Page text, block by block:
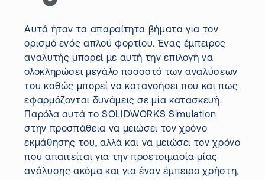
Αυτά ήταν τα απαραίτητα βήματα για τον
ορισμό ενός απλού φορτίου. Ένας έμπειρος
αναλυτής μπορεί με αυτή την επιλογή να
ολοκληρώσει μεγάλο ποσοστό των αναλύσεων
του καθώς μπορεί να κατανοήσει που και πως
εφαρμόζονται δυνάμεις σε μία κατασκευή.
Παρόλα αυτά το SOLIDWORKS Simulation
στην προσπάθεια να μειώσει τον χρόνο
εκμάθησης του, αλλά και να μειώσει τον χρόνο
που απαιτείται για την προετοιμασία μίας
ανάλυσης ακόμα και για έναν έμπειρο χρήστη,